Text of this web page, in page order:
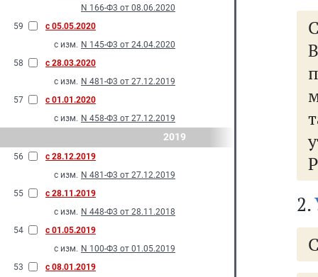
N 166-Ф3 от 08.06.2020
59
с 05.05.2020
с изм. N 145-Ф3 от 24.04.2020
58
с 28.03.2020
с изм. N 481-Ф3 от 27.12.2019
57
с 01.01.2020
с изм. N 458-Ф3 от 27.12.2019
2019
56
с 28.12.2019
с изм. N 481-Ф3 от 27.12.2019
55
с 28.11.2019
с изм. N 448-Ф3 от 28.11.2018
54
с 01.05.2019
с изм. N 100-Ф3 от 01.05.2019
53
с 08.01.2019
2.